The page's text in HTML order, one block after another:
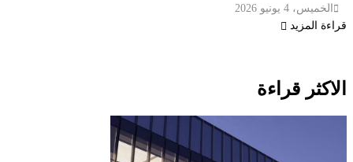
الخميس، 4 يونيو 2026
قراءة المزيد
الاكثر قراءة